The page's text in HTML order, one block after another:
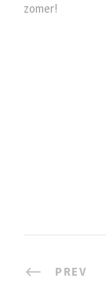
zomer!
PREV